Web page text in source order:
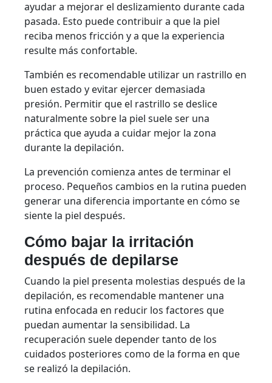
ayudar a mejorar el deslizamiento durante cada
pasada. Esto puede contribuir a que la piel
reciba menos fricción y a que la experiencia
resulte más confortable.
También es recomendable utilizar un rastrillo en
buen estado y evitar ejercer demasiada
presión. Permitir que el rastrillo se deslice
naturalmente sobre la piel suele ser una
práctica que ayuda a cuidar mejor la zona
durante la depilación.
La prevención comienza antes de terminar el
proceso. Pequeños cambios en la rutina pueden
generar una diferencia importante en cómo se
siente la piel después.
Cómo bajar la irritación
después de depilarse
Cuando la piel presenta molestias después de la
depilación, es recomendable mantener una
rutina enfocada en reducir los factores que
puedan aumentar la sensibilidad. La
recuperación suele depender tanto de los
cuidados posteriores como de la forma en que
se realizó la depilación.